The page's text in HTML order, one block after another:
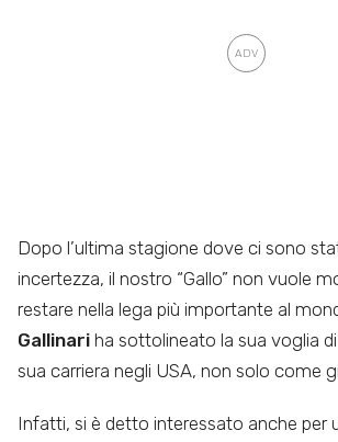
Dopo l’ultima stagione dove ci sono
incertezza, il nostro “Gallo” non vuole
restare nella lega più importante al
Gallinari ha sottolineato la sua voglia
sua carriera negli USA, non solo come
Infatti, si è detto interessato anche per